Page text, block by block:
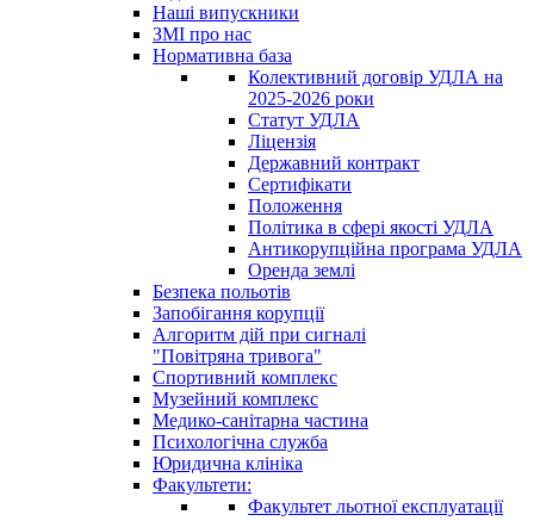
Наші випускники
ЗМІ про нас
Нормативна база
Колективний договір УДЛА на
2025-2026 роки
Статут УДЛА
Ліцензія
Державний контракт
Сертифікати
Положення
Політика в сфері якості УДЛА
Антикорупційна програма УДЛА
Оренда землі
Безпека польотів
Запобігання корупції
Алгоритм дій при сигналі
"Повітряна тривога"
Спортивний комплекс
Музейний комплекс
Медико-санітарна частина
Психологічна служба
Юридична клініка
Факультети:
Факультет льотної експлуатації